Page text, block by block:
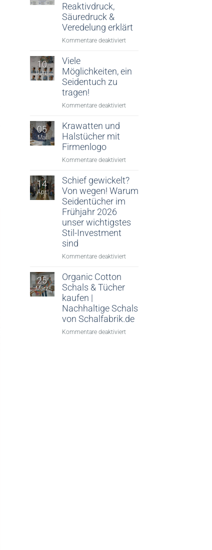
Reaktivdruck,
Säuredruck &
Veredelung erklärt
Kommentare deaktiviertfür
Reaktivdruck,
erklärt
10
Juni
Viele
Möglichkeiten, ein
Seidentuch zu
tragen!
Kommentare deaktiviertfür
tragen!
05
Mai
Krawatten und
Halstücher mit
Firmenlogo
Kommentare deaktiviertfür
und
Halstücher
14
Apr.
Schief gewickelt?
Von wegen! Warum
Seidentücher im
Frühjahr 2026
unser wichtigstes
Stil-Investment
sind
Kommentare deaktiviertfür
Warum
Seidentücher
im
Frühjahr
25
März
Organic Cotton
Schals & Tücher
kaufen |
Nachhaltige Schals
von Schalfabrik.de
Kommentare deaktiviertfür